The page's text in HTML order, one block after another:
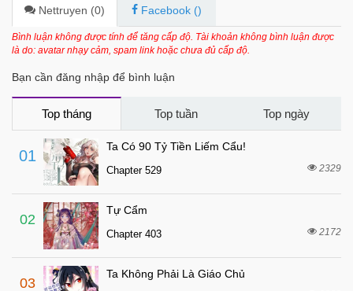
Chapter 106 3 tháng trước
Chapter 105 3 tháng trước
3 tháng trước
Chapter 103
Chapter 102 3 tháng trước
Chapter 101
Chapter 100
Chapter 99
Chapter 98
Chapter 97
Chapter 96
Nettruyen (0) Facebook ()
Bình luận không được tính để tăng cấp độ. Tài khoản không bình luận được
là do: avatar nhạy cảm, spam link hoặc chưa đủ cấp độ.
Bạn cần đăng nhập để bình luận
Top tháng Top tuần Top ngày
01
Ta Có 90 Tỷ Tiền Liếm Cẩu!
Chapter 529 2329
02
Tự Cẩm
Chapter 403 2172
03
Ta Không Phải Là Giáo Chủ